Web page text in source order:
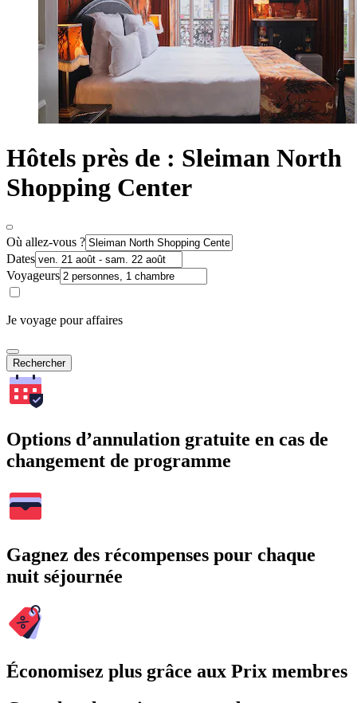
Hôtels près de : Sleiman North
Shopping Center
Où allez-vous ?
Dates
Voyageurs
Je voyage pour affaires
Rechercher
Options d’annulation gratuite en cas de
changement de programme
Gagnez des récompenses pour chaque
nuit séjournée
Économisez plus grâce aux Prix membres